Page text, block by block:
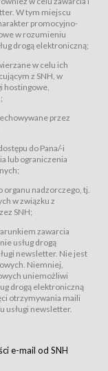
4 i 5 poniżej, których
Usługobiorców
z dnia 18 lipca
z 2002 r., Nr 144, poz.
materiałów
Karnetów i Biletów,
w Sklepie.
(Dz.U. z 2002
są nieodpłatnie.
jest otwarty dla
jest zobowiązany
oraz zamówienie
do tego formularza
wszystkich
Regulaminu
za
W tym miejscu
promocyjno-
w rozumieniu
drogą elektroniczną;
w celu ich
z SNH, w
hostingowe,
przez
do Pana/-i
lub ograniczenia
organu nadzorczego, tj.
w związku z
SNH;
zawarcia
usług drogą
newsletter. Nie jest
Niemniej,
uniemożliwi
drogą elektroniczną
otrzymywania maili
usługi newsletter.
e-mail od SNH